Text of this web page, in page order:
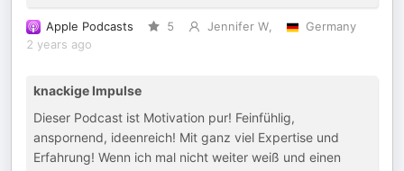
Apple Podcasts 5 Jennifer W,
Germany
2 years ago
knackige Impulse
Dieser Podcast ist Motivation pur! Feinfühlig,
anspornend, ideenreich! Mit ganz viel Expertise und
Erfahrung! Wenn ich mal nicht weiter weiß und einen